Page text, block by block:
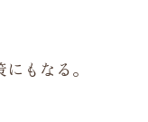
もなる。